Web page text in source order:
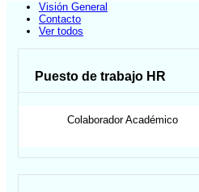
Visión General
Contacto
Ver todos
Puesto de trabajo HR
Colaborador Académico